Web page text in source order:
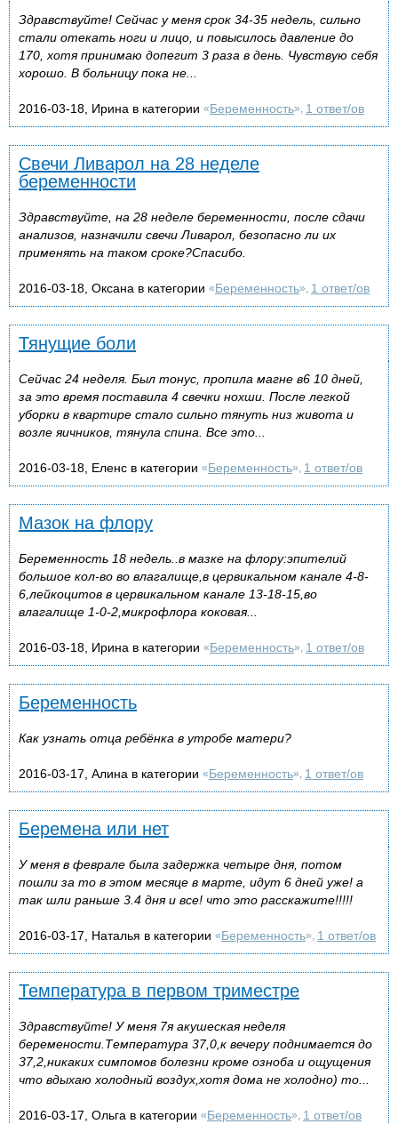
Здравствуйте! Сейчас у меня срок 34-35 недель, сильно
стали отекать ноги и лицо, и повысилось давление до
170, хотя принимаю допегит 3 раза в день. Чувствую себя
хорошо. В больницу пока не...
2016-03-18, Ирина в категории «Беременность», 1 ответ/ов
Свечи Ливарол на 28 неделе
беременности
Здравствуйте, на 28 неделе беременности, после сдачи
анализов, назначили свечи Ливарол, безопасно ли их
применять на таком сроке?Спасибо.
2016-03-18, Оксана в категории «Беременность», 1 ответ/ов
Тянущие боли
Сейчас 24 неделя. Был тонус, пропила магне в6 10 дней,
за это время поставила 4 свечки нохши. После легкой
уборки в квартире стало сильно тянуть низ живота и
возле яичников, тянула спина. Все это...
2016-03-18, Еленс в категории «Беременность», 1 ответ/ов
Мазок на флору
Беременность 18 недель..в мазке на флору:эпителий
большое кол-во во влагалище,в цервикальном канале 4-8-
6,лейкоцитов в цервикальном канале 13-18-15,во
влагалище 1-0-2,микрофлора коковая...
2016-03-18, Ирина в категории «Беременность», 1 ответ/ов
Беременность
Как узнать отца ребёнка в утробе матери?
2016-03-17, Алина в категории «Беременность», 1 ответ/ов
Беремена или нет
У меня в феврале была задержка четыре дня, потом
пошли за то в этом месяце в марте, идут 6 дней уже! а
так шли раньше 3.4 дня и все! что это расскажите!!!!!
2016-03-17, Наталья в категории «Беременность», 1 ответ/ов
Температура в первом триместре
Здравствуйте! У меня 7я акушеская неделя
беремености.Температура 37,0,к вечеру поднимается до
37,2,никаких симпомов болезни кроме озноба и ощущения
что вдыхаю холодный воздух,хотя дома не холодно) то...
2016-03-17, Ольга в категории «Беременность», 1 ответ/ов